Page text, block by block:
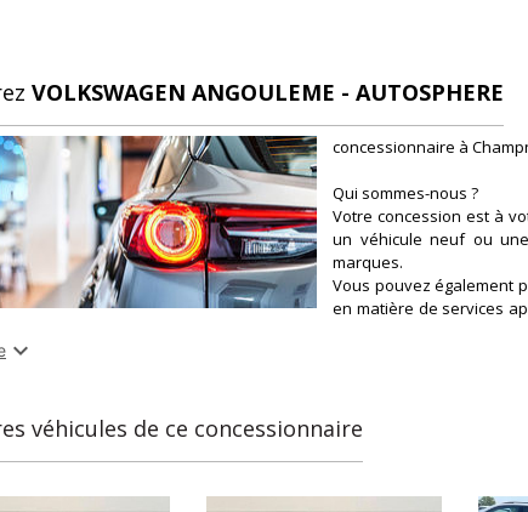
VOLKSWAGEN ANGOULEME - AUTOSPHERE
concessionnaire à
Qui sommes-nous ?
Votre concession est à
un véhicule neuf ou
marques.
Vous pouvez également
en matière de services
véhicules d'occasion.
reconnus parmi un
plus de 14 000 voitures

véhicules de ce concessionnaire